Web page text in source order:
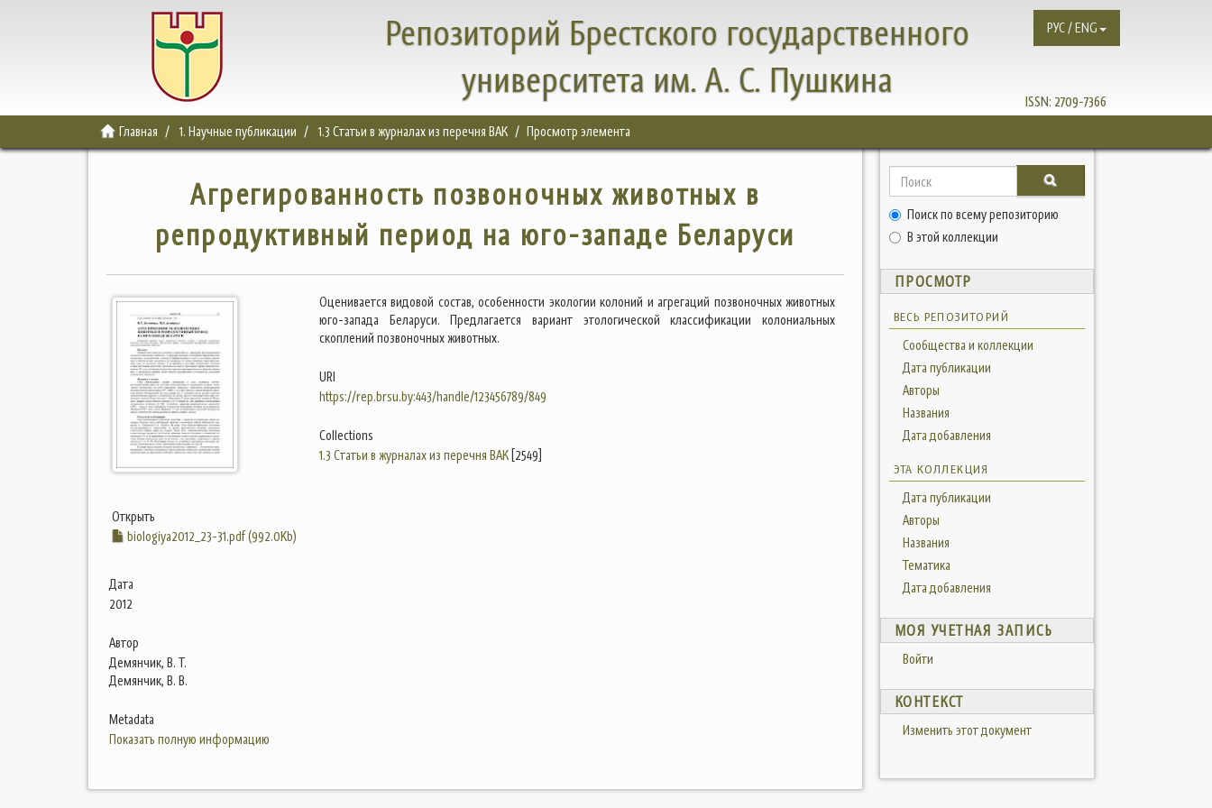
Репозиторий Брестского государственного
университета им. А. С. Пушкина
ISSN: 2709-7366
РУС / ENG
Главная 1. Научные публикации 1.3 Статьи в журналах из перечня ВАК Просмотр элемента
Агрегированность позвоночных животных в
репродуктивный период на юго-западе Беларуси
Открыть
biologiya2012_23-31.pdf (992.0Kb)
Дата
2012
Автор
Демянчик, В. Т.
Демянчик, В. В.
Metadata
Показать полную информацию
Оценивается видовой состав, особенности экологии колоний и агрегаций позвоночных животных
юго-запада Беларуси. Предлагается вариант этологической классификации колониальных
скоплений позвоночных животных.
URI
https://rep.brsu.by:443/handle/123456789/849
Collections
1.3 Статьи в журналах из перечня ВАК[2549]
Поиск по всему репозиторию
В этой коллекции
ПРОСМОТР
ВЕСЬ РЕПОЗИТОРИЙ
Сообщества и коллекции
Дата публикации
Авторы
Названия
Дата добавления
ЭТА КОЛЛЕКЦИЯ
Дата публикации
Авторы
Названия
Тематика
Дата добавления
МОЯ УЧЕТНАЯ ЗАПИСЬ
Войти
КОНТЕКСТ
Изменить этот документ